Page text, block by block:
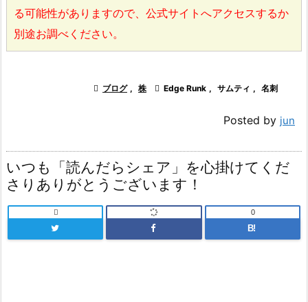
る可能性がありますので、公式サイトへアクセスするか
別途お調べください。
 ブログ , 株  Edge Runk , サムティ , 名刺
Posted by jun
いつも「読んだらシェア」を心掛けてくだ
さりありがとうございます！

B!
0